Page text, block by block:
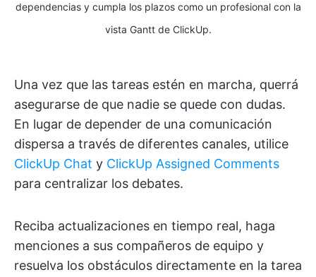
dependencias y cumpla los plazos como un profesional con la
vista Gantt de ClickUp.
Una vez que las tareas estén en marcha, querrá
asegurarse de que nadie se quede con dudas.
En lugar de depender de una comunicación
dispersa a través de diferentes canales, utilice
ClickUp Chat y ClickUp Assigned Comments
para centralizar los debates.
Reciba actualizaciones en tiempo real, haga
menciones a sus compañeros de equipo y
resuelva los obstáculos directamente en la tarea